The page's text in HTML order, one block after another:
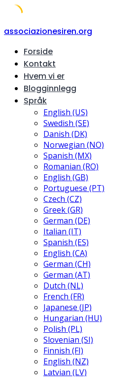
Skip
content
associazionesiren.org
Forside
Kontakt
Hvem vi er
Blogginnlegg
Språk
English (US)
Swedish (SE)
Danish (DK)
Norwegian (NO)
Spanish (MX)
Romanian (RO)
English (GB)
Portuguese (PT)
Czech (CZ)
Greek (GR)
German (DE)
Italian (IT)
Spanish (ES)
English (CA)
German (CH)
German (AT)
Dutch (NL)
French (FR)
Japanese (JP)
Hungarian (HU)
Polish (PL)
Slovenian (SI)
Finnish (FI)
English (NZ)
Latvian (LV)